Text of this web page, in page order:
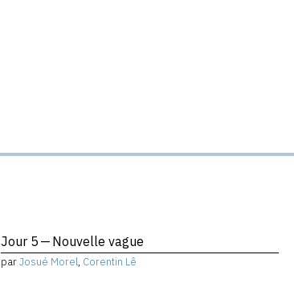
Jour 5 — Nouvelle vague
parJosué Morel, Corentin Lê